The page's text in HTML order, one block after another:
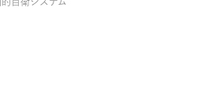
自衛システム